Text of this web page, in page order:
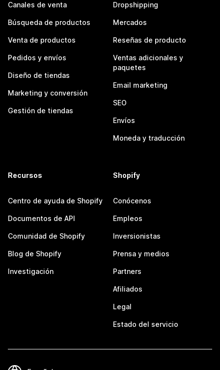
Canales de venta
Búsqueda de productos
Venta de productos
Pedidos y envíos
Diseño de tiendas
Marketing y conversión
Gestión de tiendas
Dropshipping
Mercados
Reseñas de producto
Ventas adicionales y
paquetes
Email marketing
SEO
Envíos
Moneda y traducción
Recursos
Centro de ayuda de Shopify
Documentos de API
Comunidad de Shopify
Blog de Shopify
Investigación
Shopify
Conócenos
Empleos
Inversionistas
Prensa y medios
Partners
Afiliados
Legal
Estado del servicio